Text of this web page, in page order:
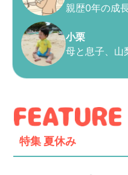
親歴0年の成
小栗
母と息子、山
特集 夏休み